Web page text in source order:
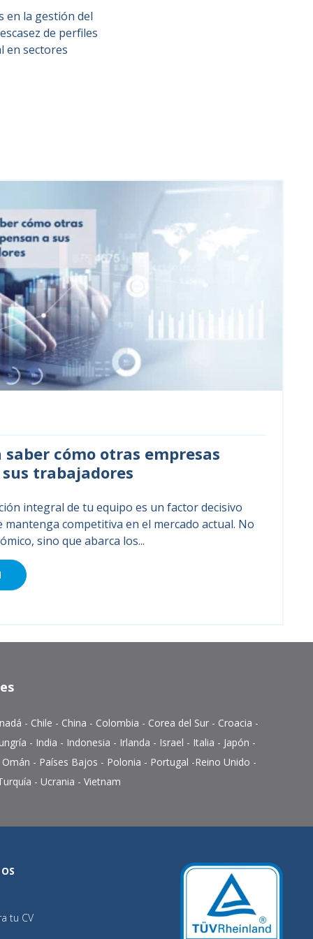
en la gestión del
de perfiles
en sectores
saber cómo otras empresas
trabajadores
integral de tu equipo es un factor decisivo
mantenga competitiva en el mercado actual. No
sino que abarca los...
- Chile - China - Colombia - Corea del Sur - Croacia -
- India - Indonesia - Irlanda - Israel - Italia - Japón -
Omán - Países Bajos - Polonia - Portugal -Reino Unido -
- Ucrania - Vietnam
tu CV